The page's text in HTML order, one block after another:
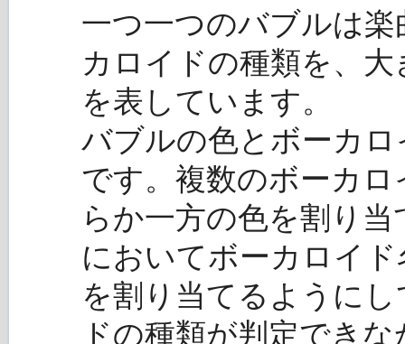
一つ一つのバブルは
カロイドの種類を、
を表しています。
バブルの色とボーカ
です。複数のボーカ
らか一方の色を割り
においてボーカロイ
を割り当てるように
ドの種類が判定でき